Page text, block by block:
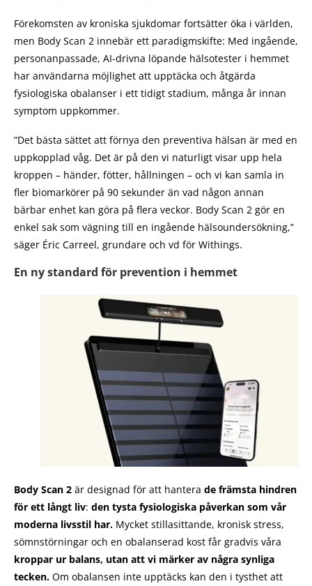
Förekomsten av kroniska sjukdomar fortsätter öka i världen,
men Body Scan 2 innebär ett paradigmskifte: Med ingående,
personanpassade, AI-drivna löpande hälsotester i hemmet
har användarna möjlighet att upptäcka och åtgärda
fysiologiska obalanser i ett tidigt stadium, många år innan
symptom uppkommer.
”Det bästa sättet att förnya den preventiva hälsan är med en
uppkopplad våg. Det är på den vi naturligt visar upp hela
kroppen – händer, fötter, hållningen – och vi kan samla in
fler biomarkörer på 90 sekunder än vad någon annan
bärbar enhet kan göra på flera veckor. Body Scan 2 gör en
enkel sak som vägning till en ingående hälsoundersökning,”
säger Éric Carreel, grundare och vd för Withings.
En ny standard för prevention i hemmet
Body Scan 2 är designad för att hantera de främsta hindren
för ett långt liv: den tysta fysiologiska påverkan som vår
moderna livsstil har. Mycket stillasittande, kronisk stress,
sömnstörningar och en obalanserad kost får gradvis våra
kroppar ur balans, utan att vi märker av några synliga
tecken. Om obalansen inte upptäcks kan den i tysthet att